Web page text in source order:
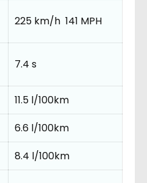
225 km/h 141 MPH
7.4 s
11.5 l/100km
6.6 l/100km
8.4 l/100km